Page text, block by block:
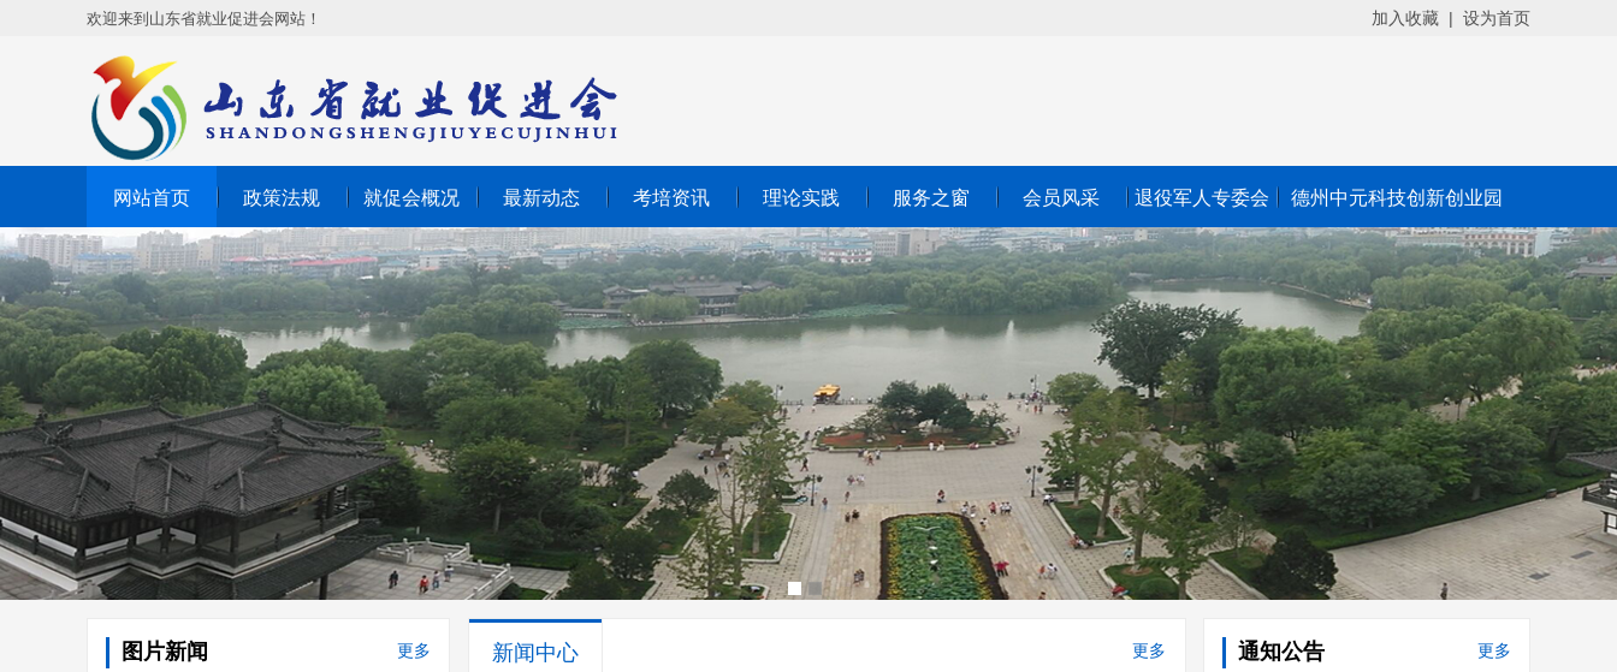
欢迎来到山东省就业促进会网站！ 加入收藏 | 设为首页
网站首页 政策法规 就促会概况 最新动态 考培资讯 理论实践 服务之窗 会员风采 退役军人专委会 德州中元科技创新创业园
图片新闻 更多 新闻中心 更多 通知公告 更多